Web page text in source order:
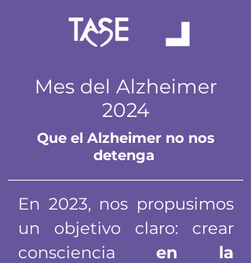
Mes del Alzheimer
2024
Que el Alzheimer no nos
detenga
En 2023, nos propusimos
un objetivo claro: crear
consciencia en la